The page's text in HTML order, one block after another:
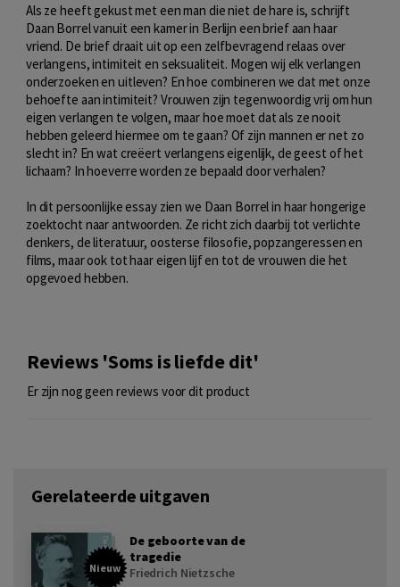
Als ze heeft gekust met een man die niet de hare is, schrijft
Daan Borrel vanuit een kamer in Berlijn een brief aan haar
vriend. De brief draait uit op een zelfbevragend relaas over
verlangens, intimiteit en seksualiteit. Mogen wij elk verlangen
onderzoeken en uitleven? En hoe combineren we dat met onze
behoefte aan intimiteit? Vrouwen zijn tegenwoordig vrij om hun
eigen verlangen te volgen, maar hoe moet dat als ze nooit
hebben geleerd hiermee om te gaan? Of zijn mannen er net zo
slecht in? En wat creëert verlangens eigenlijk, de geest of het
lichaam? In hoeverre worden ze bepaald door verhalen?
In dit persoonlijke essay zien we Daan Borrel in haar hongerige
zoektocht naar antwoorden. Ze richt zich daarbij tot verlichte
denkers, de literatuur, oosterse filosofie, popzangeressen en
films, maar ook tot haar eigen lijf en tot de vrouwen die het
opgevoed hebben.
Reviews 'Soms is liefde dit'
Er zijn nog geen reviews voor dit product
Gerelateerde uitgaven
Nieuw
De geboorte van de
tragedie
Friedrich Nietzsche